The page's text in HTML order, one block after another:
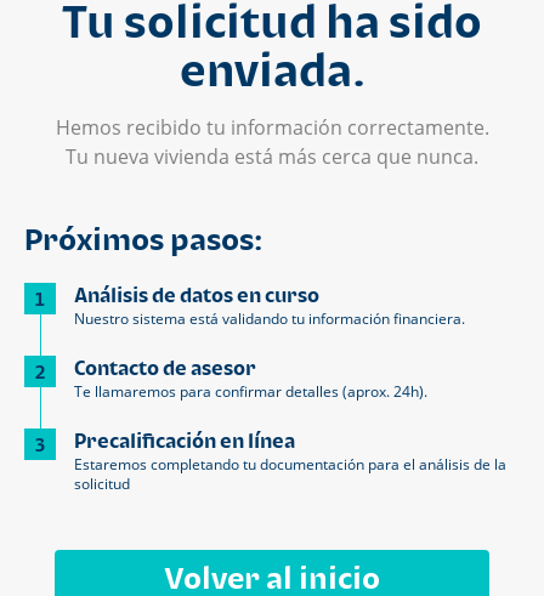
Tu solicitud ha sido
enviada.
Hemos recibido tu información correctamente.
Tu nueva vivienda está más cerca que nunca.
Próximos pasos:
1 Análisis de datos en curso
Nuestro sistema está validando tu información financiera.
2 Contacto de asesor
Te llamaremos para confirmar detalles (aprox. 24h).
3 Precalificación en línea
Estaremos completando tu documentación para el análisis de la
solicitud
Volver al inicio